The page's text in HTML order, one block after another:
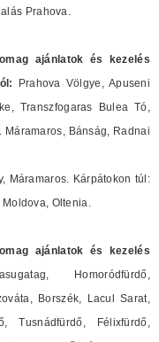
Prahova.
ajánlatok és
kezelés
Prahova Völgye, Apuseni
Transzfogaras Bulea Tó,
Máramaros, Bánság, Radnai
Máramaros. Kárpátokon túl:
Oltenia.
ajánlatok és
kezelés
Homoródfürdő,
Borszék, Lacul Sarat,
Tusnádfürdő, Félixfürdő,